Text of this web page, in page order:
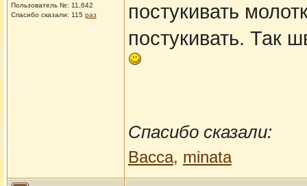
Пользователь №: 11,642
Спасибо сказали: 115 раз
постукивать
постукивать. Так
Спасибо сказали:
Васса, minata